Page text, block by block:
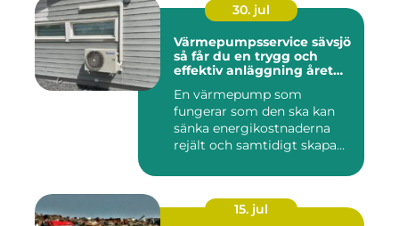
30. jul
Värmepumpsservice sävsjö
så får du en trygg och
effektiv anläggning året
En värmepump som
fungerar som den ska kan
sänka energikostnaderna
rejält och samtidigt skapa
15. jul